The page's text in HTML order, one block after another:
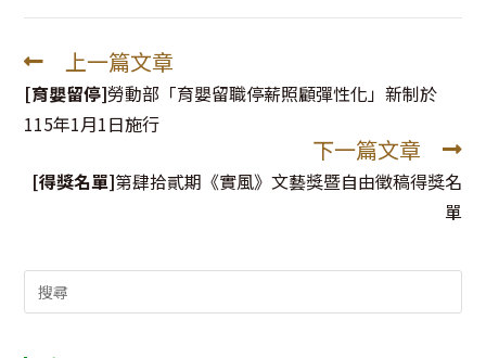
Read
more
articles
上一篇文章
[育嬰留停]勞動部「育嬰留職停薪照顧彈性化」新制於
115年1月1日施行
下一篇文章
[得獎名單]第肆拾貳期《實風》文藝獎暨自由徵稿得獎名
單
Search
for: